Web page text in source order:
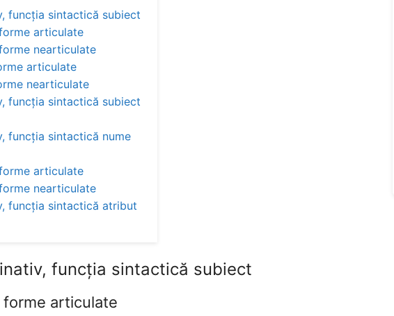
funcția sintactică subiect
articulate
nearticulate
articulate
nearticulate
funcția sintactică subiect
funcția sintactică nume
articulate
nearticulate
funcția sintactică atribut
funcția sintactică subiect
articulate